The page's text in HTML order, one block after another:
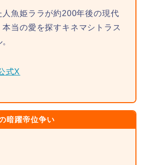
魚姫ララが約200年後の現代
当の愛を探すキネマシトラス
式X
暗躍帝位争い